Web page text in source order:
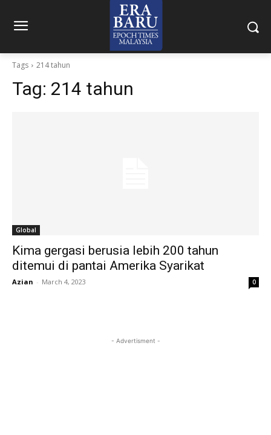
Tags 214 tahun
Tag: 214 tahun
Global
Kima gergasi berusia lebih 200 tahun
ditemui di pantai Amerika Syarikat
Azian - March 4, 2023 0
- Advertisment -